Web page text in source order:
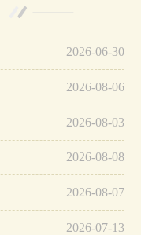
2026-06-30
2026-08-06
2026-08-03
2026-08-08
2026-08-07
2026-07-13